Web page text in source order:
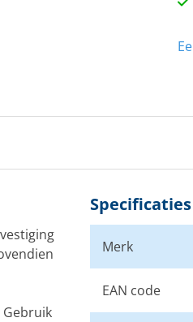
Specificaties
Merk
EAN code